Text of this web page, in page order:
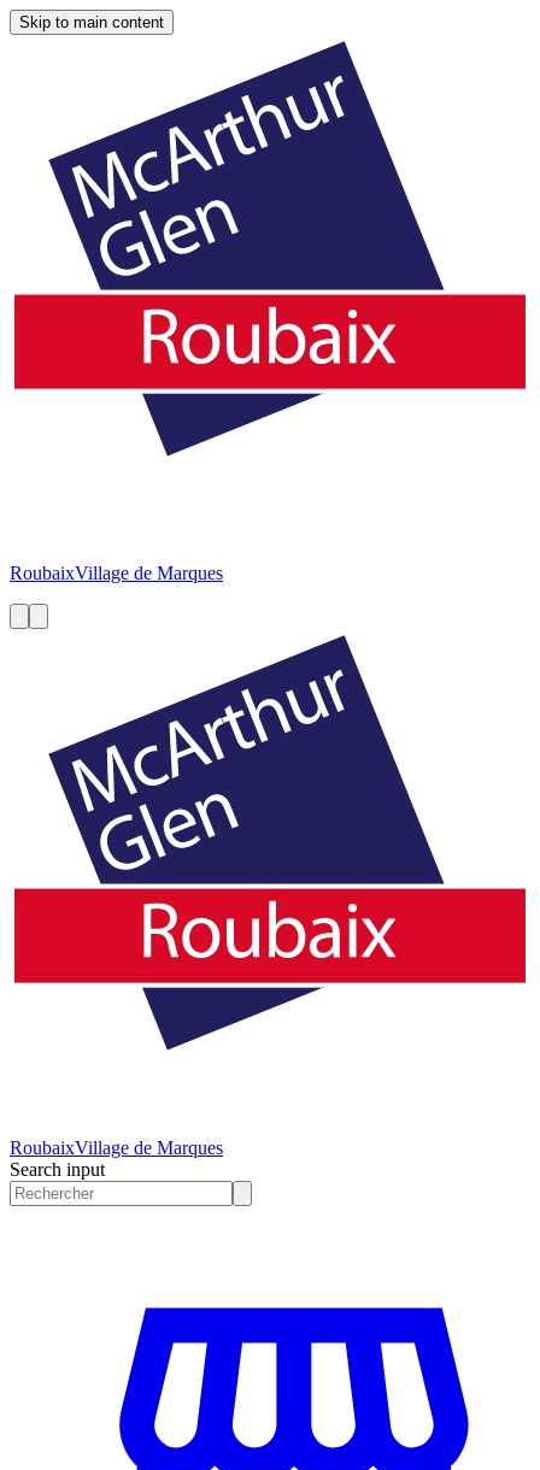
Skip to main content
RoubaixVillage de Marques
RoubaixVillage de Marques
Search input